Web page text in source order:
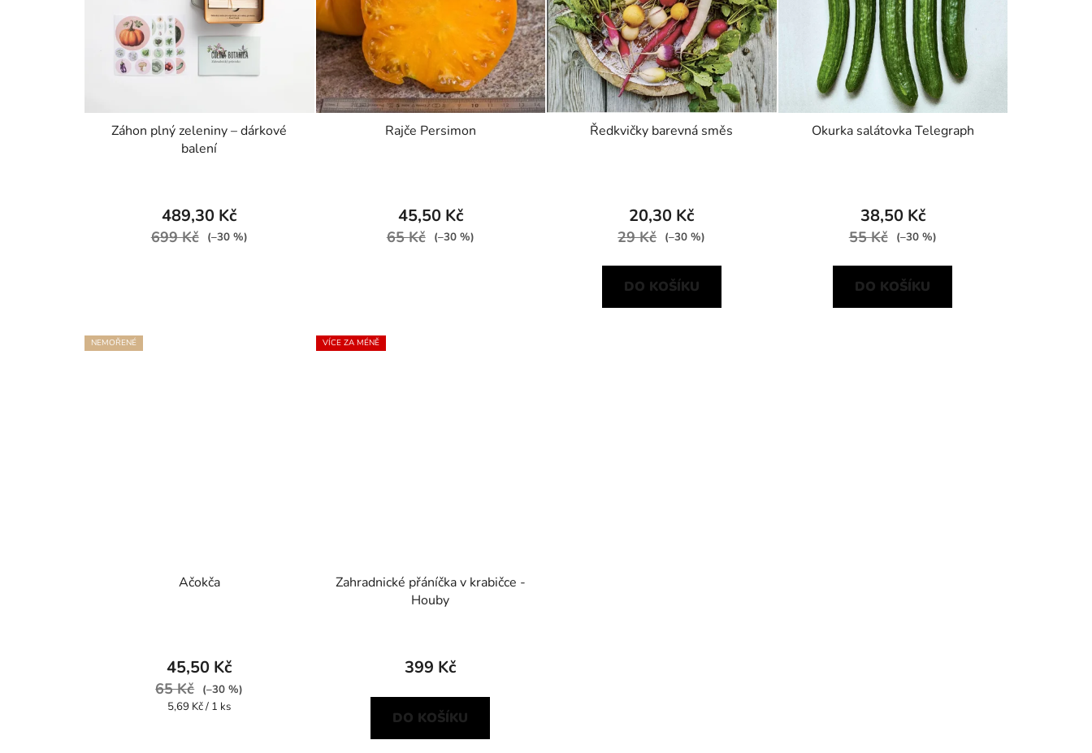
Záhon plný zeleniny – dárkové
balení
489,30 Kč
699 Kč (–30 %)
Rajče Persimon
45,50 Kč
65 Kč (–30 %)
Ředkvičky barevná směs
20,30 Kč
29 Kč (–30 %)
DO KOŠÍKU
Okurka salátovka Telegraph
38,50 Kč
55 Kč (–30 %)
DO KOŠÍKU
NEMOŘENÉ
Ačokča
45,50 Kč
65 Kč (–30 %)
Měrná
5,69 Kč / 1 ks
VÍCE ZA MÉNĚ
Zahradnické přáníčka v krabičce -
Houby
399 Kč
DO KOŠÍKU